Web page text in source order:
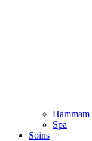
Hammam
Spa
Soins